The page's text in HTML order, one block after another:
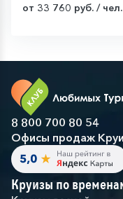
от 33 760 руб. / чел.
8 800 700 80 54
Офисы продаж
Круизы по